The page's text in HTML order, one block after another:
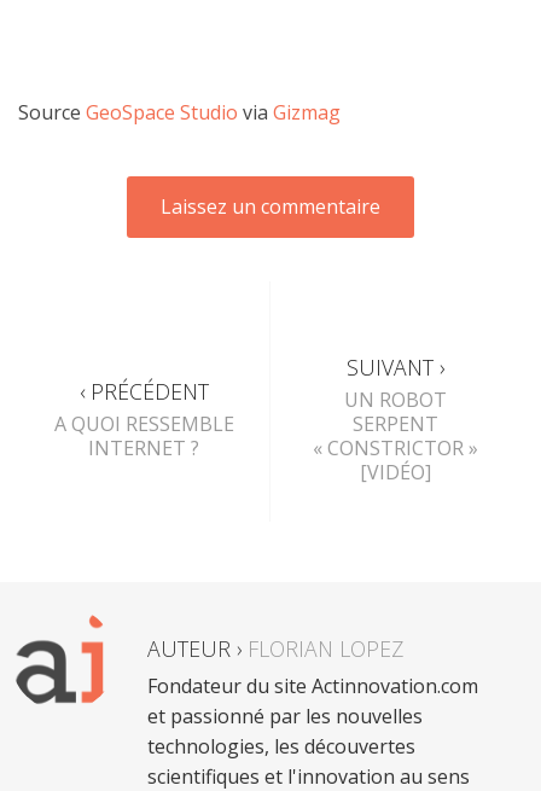
Source GeoSpace Studio via Gizmag
‹ PRÉCÉDENT
A QUOI RESSEMBLE
INTERNET ?
SUIVANT ›
UN ROBOT
SERPENT
« CONSTRICTOR »
[VIDÉO]
AUTEUR › FLORIAN LOPEZ
Fondateur du site Actinnovation.com
et passionné par les nouvelles
technologies, les découvertes
scientifiques et l'innovation au sens